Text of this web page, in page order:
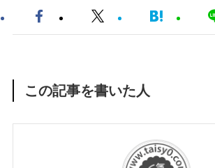
この記事を書いた人